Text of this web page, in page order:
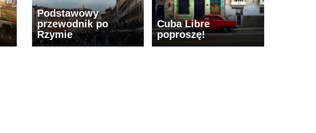
Podstawowy
przewodnik po
Rzymie
Cuba Libre
poproszę!